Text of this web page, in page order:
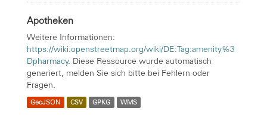
Apotheken
Weitere Informationen:
https://wiki.openstreetmap.org/wiki/DE:Tag:amenity%3
Dpharmacy. Diese Ressource wurde automatisch
generiert, melden Sie sich bitte bei Fehlern oder
Fragen.
GeoJSON CSV GPKG WMS